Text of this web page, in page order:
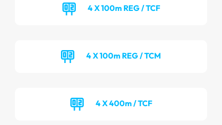
4 X 100m REG / TCF
4 X 100m REG / TCM
4 X 400m / TCF